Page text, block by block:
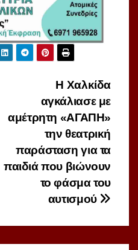
Η Χαλκίδα
αγκάλιασε με
αμέτρητη «ΑΓΑΠΗ»
την θεατρική
παράσταση για τα
παιδιά που βιώνουν
το φάσμα του
αυτισμού